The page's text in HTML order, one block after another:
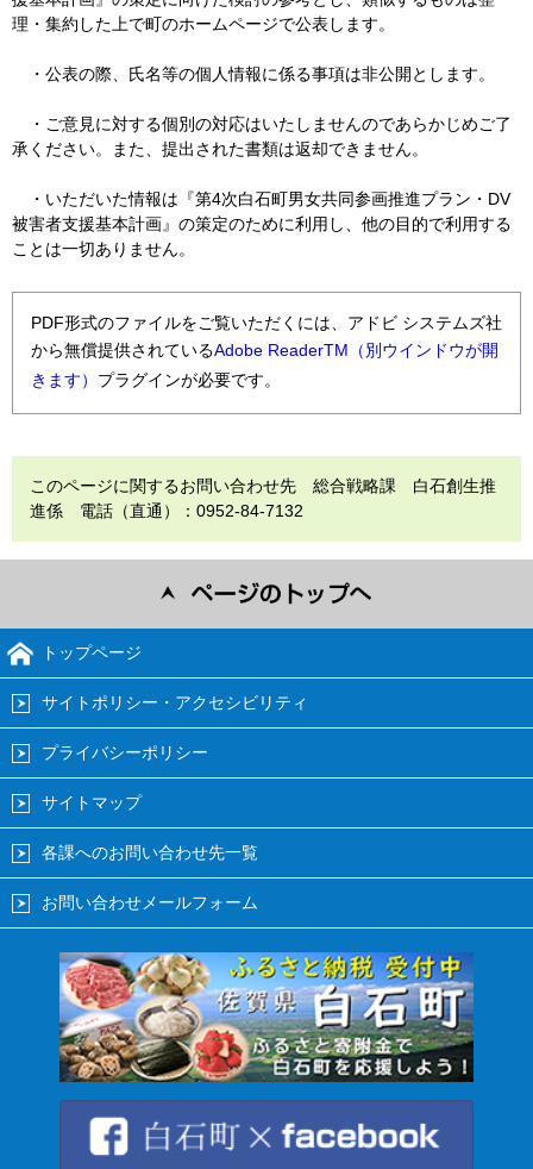
理・集約した上で町のホームページで公表します。
・公表の際、氏名等の個人情報に係る事項は非公開とします。
・ご意見に対する個別の対応はいたしませんのであらかじめご了
承ください。また、提出された書類は返却できません。
・いただいた情報は『第4次白石町男女共同参画推進プラン・DV
被害者支援基本計画』の策定のために利用し、他の目的で利用する
ことは一切ありません。
PDF形式のファイルをご覧いただくには、アドビ システムズ社
から無償提供されているAdobe ReaderTM（別ウインドウが開
きます） プラグインが必要です。
このページに関するお問い合わせ先 総合戦略課 白石創生推
進係 電話（直通）：0952-84-7132
トップページ
サイトポリシー・アクセシビリティ
プライバシーポリシー
サイトマップ
各課へのお問い合わせ先一覧
お問い合わせメールフォーム